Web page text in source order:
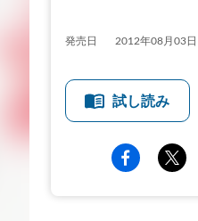
発売日 2012年08月03日
試し読み